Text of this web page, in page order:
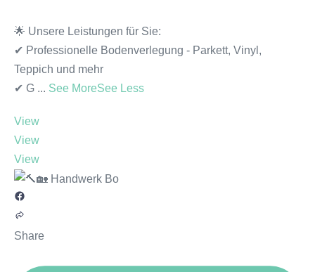
🌟 Unsere Leistungen für Sie:
✔ Professionelle Bodenverlegung - Parkett, Vinyl,
Teppich und mehr
✔ G ... See MoreSee Less
View
View
View
Share